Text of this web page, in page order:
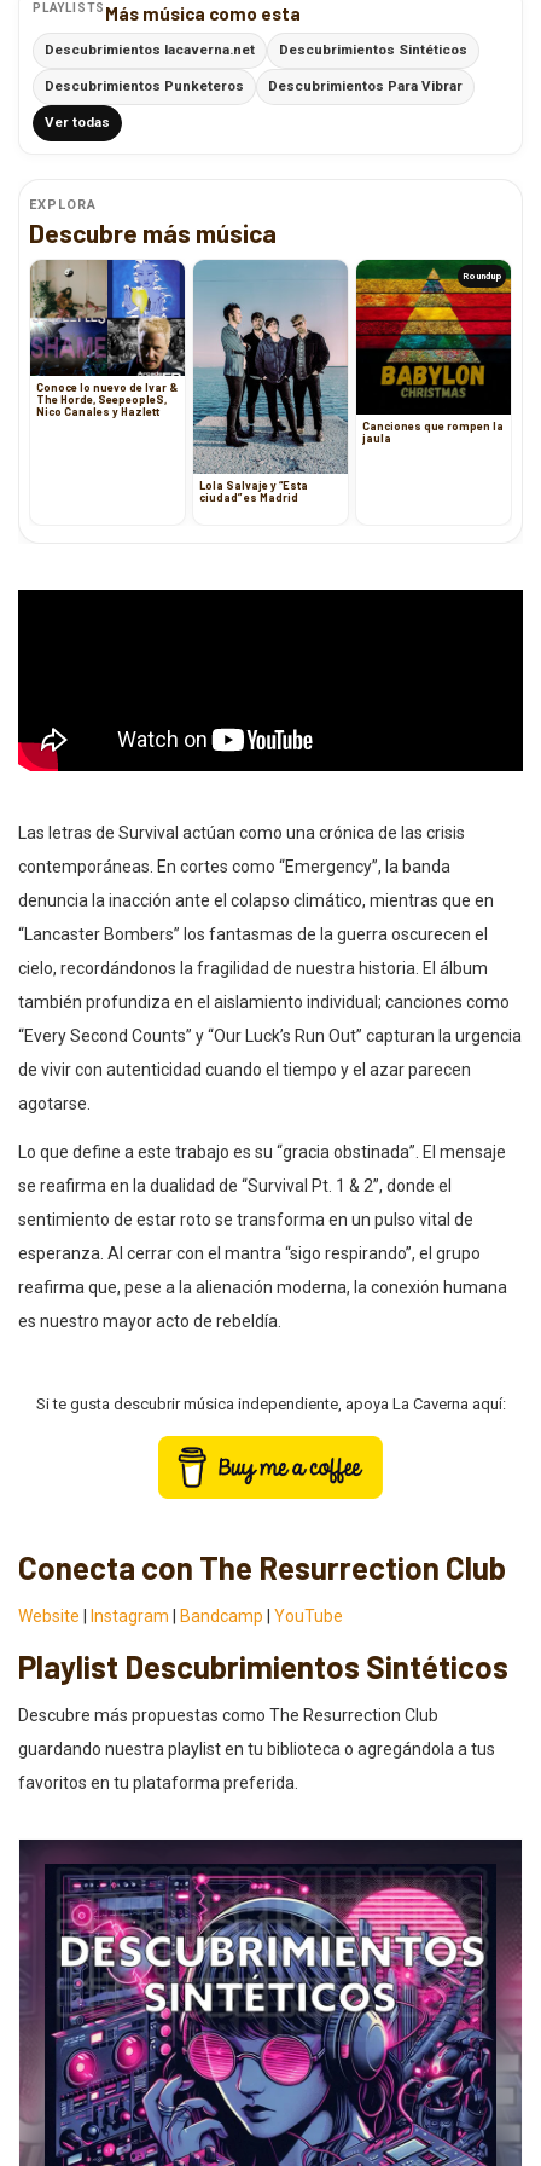
PLAYLISTS Más música como esta
Descubrimientos lacaverna.net Descubrimientos Sintéticos
Descubrimientos Punketeros Descubrimientos Para Vibrar
Ver todas
EXPLORA
Descubre más música
Conoce lo nuevo de Ivar &
The Horde, SeepeopleS,
Nico Canales y Hazlett
Lola Salvaje y “Esta
ciudad” es Madrid
Roundup
Canciones que rompen la
jaula
Las letras de Survival actúan como una crónica de las crisis
contemporáneas. En cortes como “Emergency”, la banda
denuncia la inacción ante el colapso climático, mientras que en
“Lancaster Bombers” los fantasmas de la guerra oscurecen el
cielo, recordándonos la fragilidad de nuestra historia. El álbum
también profundiza en el aislamiento individual; canciones como
“Every Second Counts” y “Our Luck’s Run Out” capturan la urgencia
de vivir con autenticidad cuando el tiempo y el azar parecen
agotarse.
Lo que define a este trabajo es su “gracia obstinada”. El mensaje
se reafirma en la dualidad de “Survival Pt. 1 & 2”, donde el
sentimiento de estar roto se transforma en un pulso vital de
esperanza. Al cerrar con el mantra “sigo respirando”, el grupo
reafirma que, pese a la alienación moderna, la conexión humana
es nuestro mayor acto de rebeldía.
Si te gusta descubrir música independiente, apoya La Caverna aquí:
Conecta con The Resurrection Club
Website Instagram Bandcamp YouTube
Playlist Descubrimientos Sintéticos
Descubre más propuestas como The Resurrection Club
guardando nuestra playlist en tu biblioteca o agregándola a tus
favoritos en tu plataforma preferida.